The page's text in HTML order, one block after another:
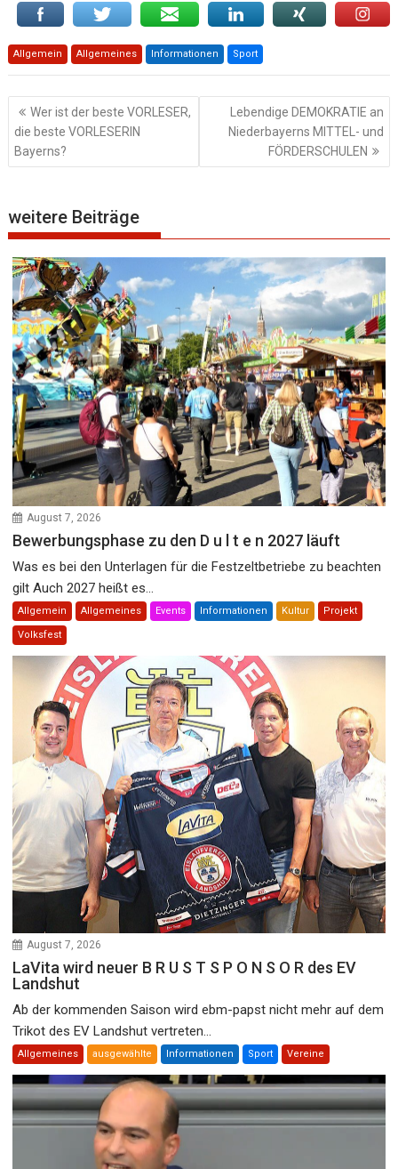
Allgemein Allgemeines Informationen Sport
Beitragsnavigation
Wer ist der beste VORLESER,
die beste VORLESERIN
Bayerns?
Lebendige DEMOKRATIE an
Niederbayerns MITTEL- und
FÖRDERSCHULEN
weitere Beiträge
August 7, 2026
Bewerbungsphase zu den D u l t e n 2027 läuft
Was es bei den Unterlagen für die Festzeltbetriebe zu beachten
gilt Auch 2027 heißt es...
Allgemein Allgemeines Events Informationen Kultur Projekt
Volksfest
August 7, 2026
LaVita wird neuer B R U S T S P O N S O R des EV
Landshut
Ab der kommenden Saison wird ebm-papst nicht mehr auf dem
Trikot des EV Landshut vertreten...
Allgemeines ausgewählte Informationen Sport Vereine